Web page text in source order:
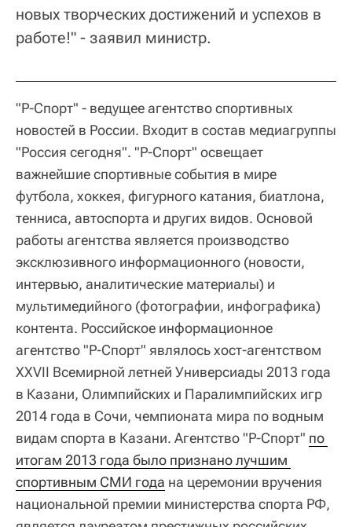
новых творческих достижений и успехов в
работе!" - заявил министр.
"Р-Спорт" - ведущее агентство спортивных
новостей в России. Входит в состав медиагруппы
"Россия сегодня". "Р-Спорт" освещает
важнейшие спортивные события в мире
футбола, хоккея, фигурного катания, биатлона,
тенниса, автоспорта и других видов. Основой
работы агентства является производство
эксклюзивного информационного (новости,
интервью, аналитические материалы) и
мультимедийного (фотографии, инфографика)
контента. Российское информационное
агентство "Р-Спорт" являлось хост-агентством
XXVII Всемирной летней Универсиады 2013 года
в Казани, Олимпийских и Паралимпийских игр
2014 года в Сочи, чемпионата мира по водным
видам спорта в Казани. Агентство "Р-Спорт" по
итогам 2013 года было признано лучшим
спортивным СМИ года на церемонии вручения
национальной премии министерства спорта РФ,